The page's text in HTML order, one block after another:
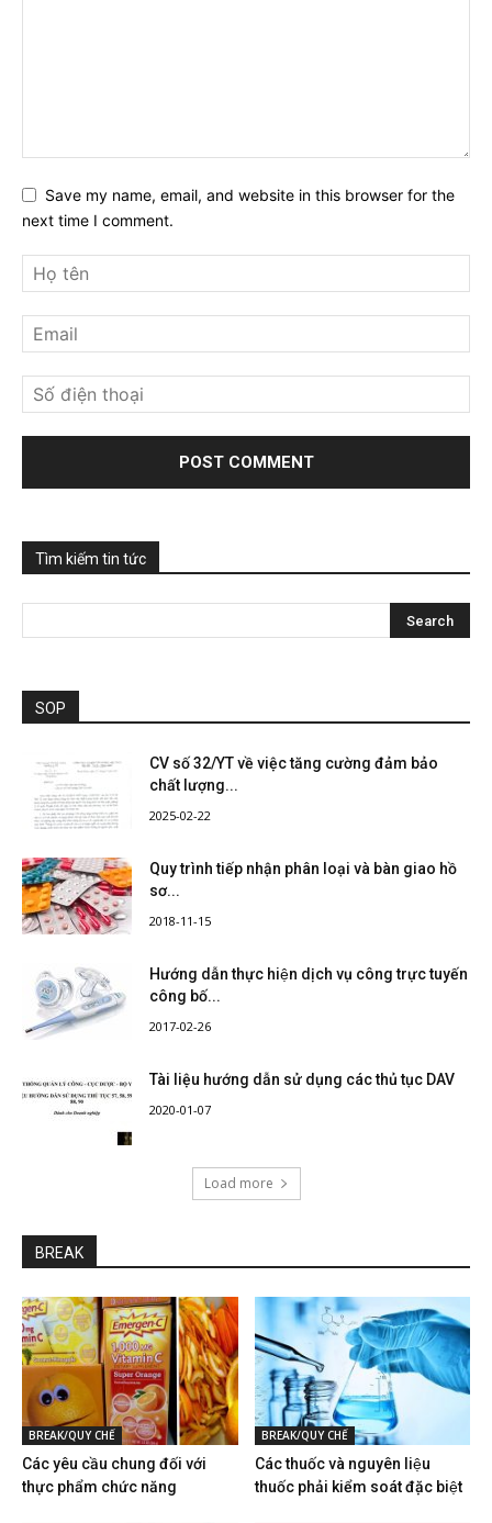
Save my name, email, and website in this browser for the
next time I comment.
Tìm kiếm tin tức
SOP
CV số 32/YT về việc tăng cường đảm bảo
chất lượng...
2025-02-22
Quy trình tiếp nhận phân loại và bàn giao hồ
sơ...
2018-11-15
Hướng dẫn thực hiện dịch vụ công trực tuyến
công bố...
2017-02-26
Tài liệu hướng dẫn sử dụng các thủ tục DAV
2020-01-07
Load more
BREAK
BREAK/QUY CHẾ
Các yêu cầu chung đối với
thực phẩm chức năng
BREAK/QUY CHẾ
Các thuốc và nguyên liệu
thuốc phải kiểm soát đặc biệt